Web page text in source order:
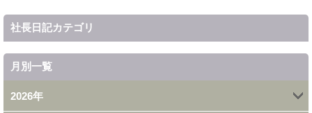
社長日記カテゴリ
月別一覧
2026年